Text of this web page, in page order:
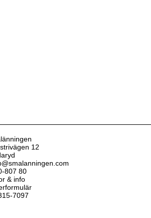
12
807 80
& info
7097